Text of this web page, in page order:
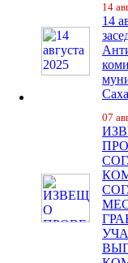
14
14
07